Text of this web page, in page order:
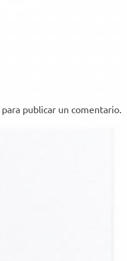
para publicar un comentario.